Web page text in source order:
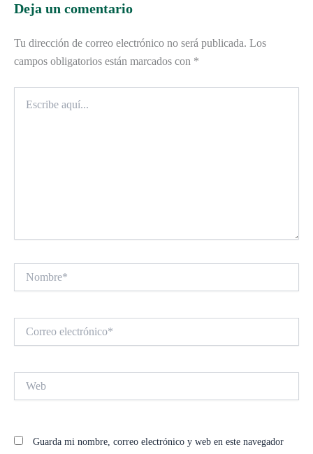
Deja un comentario
Tu dirección de correo electrónico no será publicada. Los
campos obligatorios están marcados con *
aquí...
electrónico*
Guarda mi nombre, correo electrónico y web en este navegador